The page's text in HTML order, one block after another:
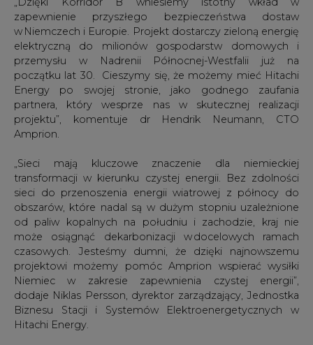
zapewnienie przyszłego bezpieczeństwa dostaw
w Niemczech i Europie. Projekt dostarczy zieloną energię
elektryczną do milionów gospodarstw domowych i
przemysłu w Nadrenii Północnej-Westfalii już na
początku lat 30. Cieszymy się, że możemy mieć Hitachi
Energy po swojej stronie, jako godnego zaufania
partnera, który wesprze nas w skutecznej realizacji
projektu”, komentuje dr Hendrik Neumann, CTO
Amprion.
„Sieci mają kluczowe znaczenie dla niemieckiej
transformacji w kierunku czystej energii. Bez zdolności
sieci do przenoszenia energii wiatrowej z północy do
obszarów, które nadal są w dużym stopniu uzależnione
od paliw kopalnych na południu i zachodzie, kraj nie
może osiągnąć dekarbonizacji w docelowych ramach
czasowych. Jesteśmy dumni, że dzięki najnowszemu
projektowi możemy pomóc Amprion wspierać wysiłki
Niemiec w zakresie zapewnienia czystej energii”,
dodaje Niklas Persson, dyrektor zarządzający, Jednostka
Biznesu Stacji i Systemów Elektroenergetycznych w
Hitachi Energy.